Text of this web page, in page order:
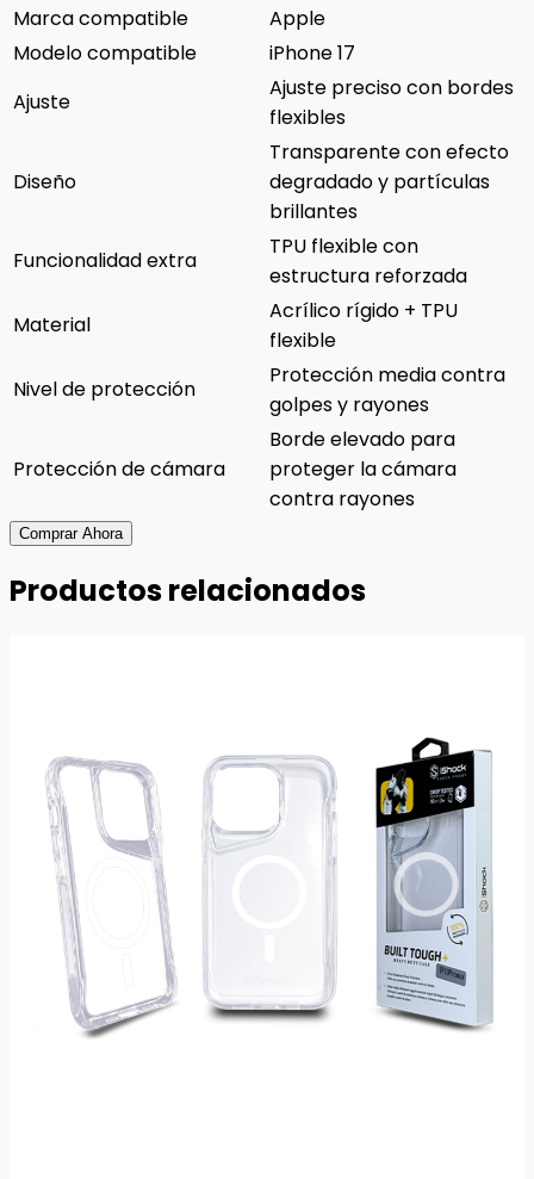
Marca compatible
Apple
Modelo compatible
iPhone 17
Ajuste
Ajuste preciso con bordes
flexibles
Diseño
Transparente con efecto
degradado y partículas
brillantes
Funcionalidad extra
TPU flexible con
estructura reforzada
Material
Acrílico rígido + TPU
flexible
Nivel de protección
Protección media contra
golpes y rayones
Protección de cámara
Borde elevado para
proteger la cámara
contra rayones
Comprar Ahora
Productos relacionados